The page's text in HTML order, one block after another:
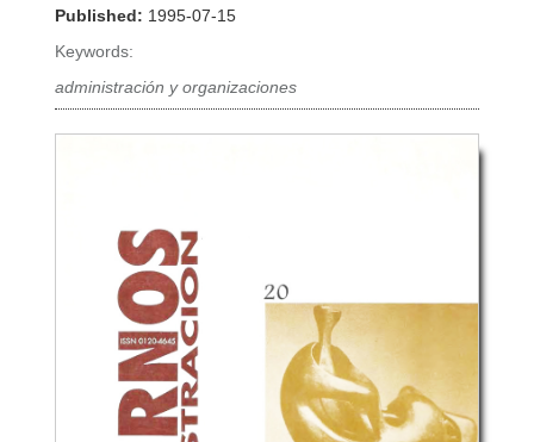
Published: 1995-07-15
Keywords:
administración y organizaciones